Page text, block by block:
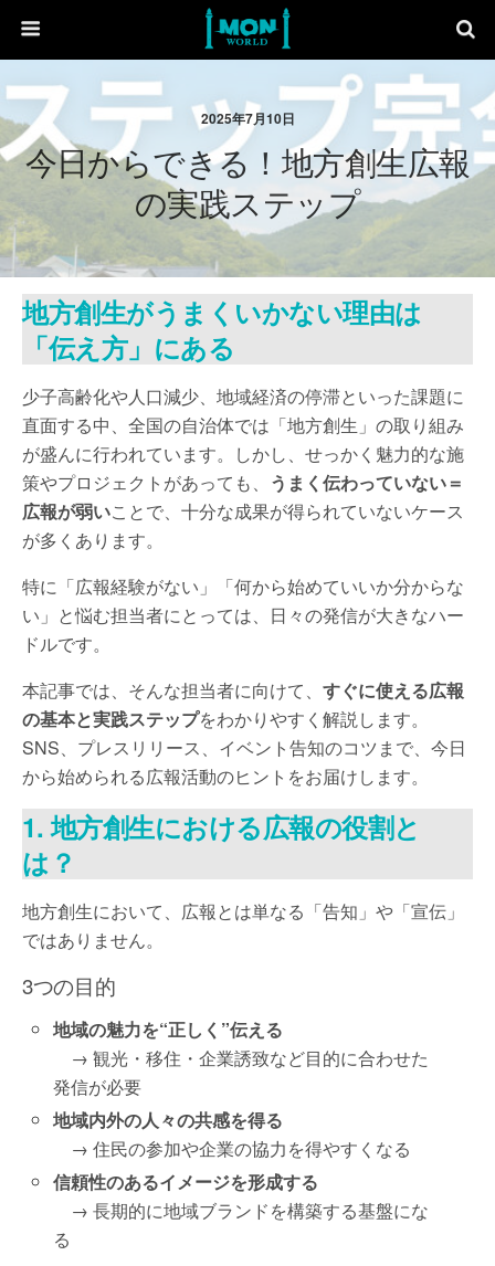
2025年7月10日
今日からできる！地方創生広報
の実践ステップ
地方創生がうまくいかない理由は
「伝え方」にある
少子高齢化や人口減少、地域経済の停滞といった課題に
直面する中、全国の自治体では「地方創生」の取り組み
が盛んに行われています。しかし、せっかく魅力的な施
策やプロジェクトがあっても、 うまく伝わっていない＝
広報が弱いことで、十分な成果が得られていないケース
が多くあります。
特に「広報経験がない」「何から始めていいか分からな
い」と悩む担当者にとっては、日々の発信が大きなハー
ドルです。
本記事では、そんな担当者に向けて、 すぐに使える広報
の基本と実践ステップをわかりやすく解説します。
SNS、プレスリリース、イベント告知のコツまで、今日
から始められる広報活動のヒントをお届けします。
1. 地方創生における広報の役割と
は？
地方創生において、広報とは単なる「告知」や「宣伝」
ではありません。
3つの目的
地域の魅力を“正しく”伝える
→ 観光・移住・企業誘致など目的に合わせた
発信が必要
地域内外の人々の共感を得る
→ 住民の参加や企業の協力を得やすくなる
信頼性のあるイメージを形成する
→ 長期的に地域ブランドを構築する基盤にな
る